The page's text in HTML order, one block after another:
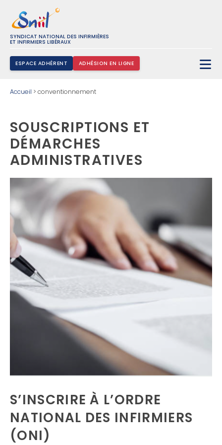
SYNDICAT NATIONAL DES INFIRMIÈRES
ET INFIRMIERS LIBÉRAUX
ESPACE ADHÉRENT ADHÉSION EN LIGNE
Accueil > conventionnement
SOUSCRIPTIONS ET
DÉMARCHES
ADMINISTRATIVES
S’INSCRIRE À L’ORDRE
NATIONAL DES INFIRMIERS
(ONI)